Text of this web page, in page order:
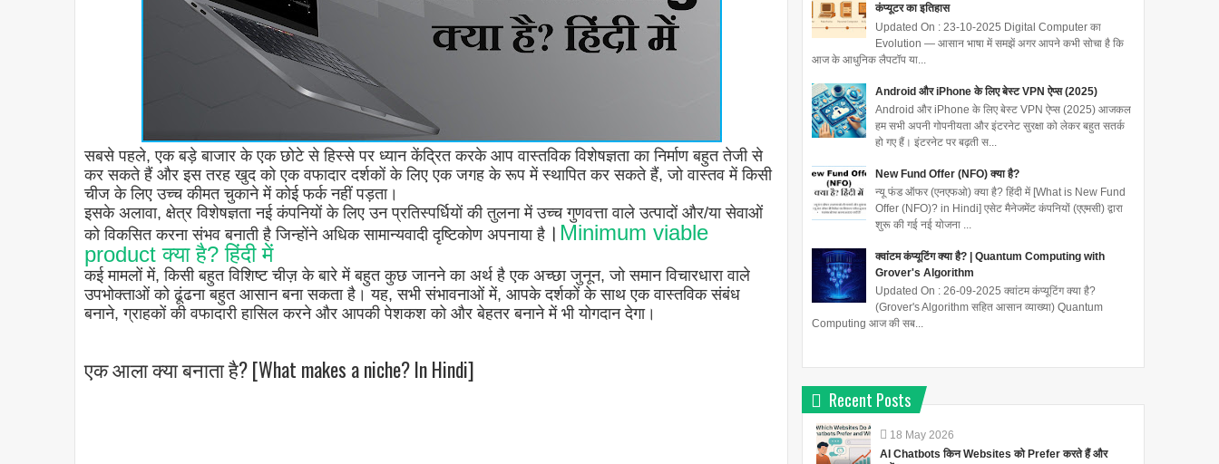
सबसे पहले, एक बड़े बाजार के एक छोटे से हिस्से पर ध्यान केंद्रित करके आप वास्तविक विशेषज्ञता का निर्माण बहुत तेजी से
कर सकते हैं और इस तरह खुद को एक वफादार दर्शकों के लिए एक जगह के रूप में स्थापित कर सकते हैं, जो वास्तव में किसी
चीज के लिए उच्च कीमत चुकाने में कोई फर्क नहीं पड़ता।
इसके अलावा, क्षेत्र विशेषज्ञता नई कंपनियों के लिए उन प्रतिस्पर्धियों की तुलना में उच्च गुणवत्ता वाले उत्पादों और/या सेवाओं
को विकसित करना संभव बनाती है जिन्होंने अधिक सामान्यवादी दृष्टिकोण अपनाया है । Minimum viable
product क्या है? हिंदी में
कई मामलों में, किसी बहुत विशिष्ट चीज़ के बारे में बहुत कुछ जानने का अर्थ है एक अच्छा जुनून, जो समान विचारधारा वाले
उपभोक्ताओं को ढूंढना बहुत आसान बना सकता है। यह, सभी संभावनाओं में, आपके दर्शकों के साथ एक वास्तविक संबंध
बनाने, ग्राहकों की वफादारी हासिल करने और आपकी पेशकश को और बेहतर बनाने में भी योगदान देगा।
एक आला क्या बनाता है? [What makes a niche? In Hindi]
कंप्यूटर का इतिहास
Updated On : 23-10-2025 Digital Computer का
Evolution — आसान भाषा में समझें अगर आपने कभी सोचा है कि
आज के आधुनिक लैपटॉप या...
Android और iPhone के लिए बेस्ट VPN ऐप्स (2025)
Android और iPhone के लिए बेस्ट VPN ऐप्स (2025) आजकल
हम सभी अपनी गोपनीयता और इंटरनेट सुरक्षा को लेकर बहुत सतर्क
हो गए हैं। इंटरनेट पर बढ़ती स...
New Fund Offer (NFO) क्या है?
न्यू फंड ऑफर (एनएफओ) क्या है? हिंदी में [What is New Fund
Offer (NFO)? in Hindi] एसेट मैनेजमेंट कंपनियों (एएमसी) द्वारा
शुरू की गई नई योजना ...
क्वांटम कंप्यूटिंग क्या है? | Quantum Computing with
Grover's Algorithm
Updated On : 26-09-2025 क्वांटम कंप्यूटिंग क्या है?
(Grover's Algorithm सहित आसान व्याख्या) Quantum
Computing आज की सब...
Recent Posts
18 May 2026
AI Chatbots किन Websites को Prefer करते हैं और